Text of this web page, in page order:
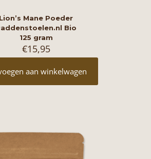
Lion’s Mane Poeder
Bio
125 gram
€15,95
aan winkelwagen